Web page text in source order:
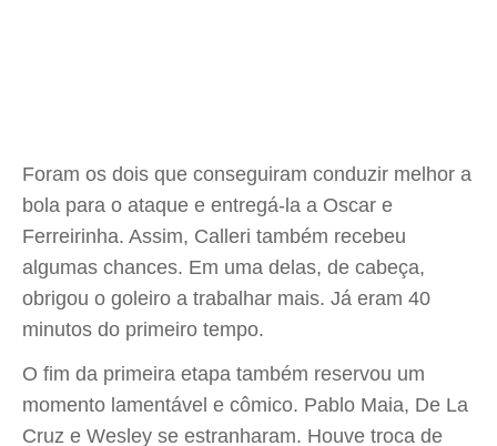
Foram os dois que conseguiram conduzir melhor a
bola para o ataque e entregá-la a Oscar e
Ferreirinha. Assim, Calleri também recebeu
algumas chances. Em uma delas, de cabeça,
obrigou o goleiro a trabalhar mais. Já eram 40
minutos do primeiro tempo.
O fim da primeira etapa também reservou um
momento lamentável e cômico. Pablo Maia, De La
Cruz e Wesley se estranharam. Houve troca de